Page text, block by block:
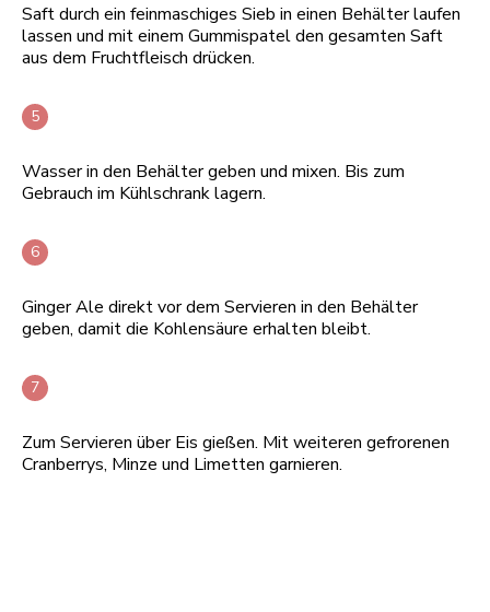
Saft durch ein feinmaschiges Sieb in einen Behälter laufen
lassen und mit einem Gummispatel den gesamten Saft
aus dem Fruchtfleisch drücken.
Wasser in den Behälter geben und mixen. Bis zum
Gebrauch im Kühlschrank lagern.
Ginger Ale direkt vor dem Servieren in den Behälter
geben, damit die Kohlensäure erhalten bleibt.
Zum Servieren über Eis gießen. Mit weiteren gefrorenen
Cranberrys, Minze und Limetten garnieren.